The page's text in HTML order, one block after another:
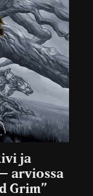
ja
arviossa
Grim”